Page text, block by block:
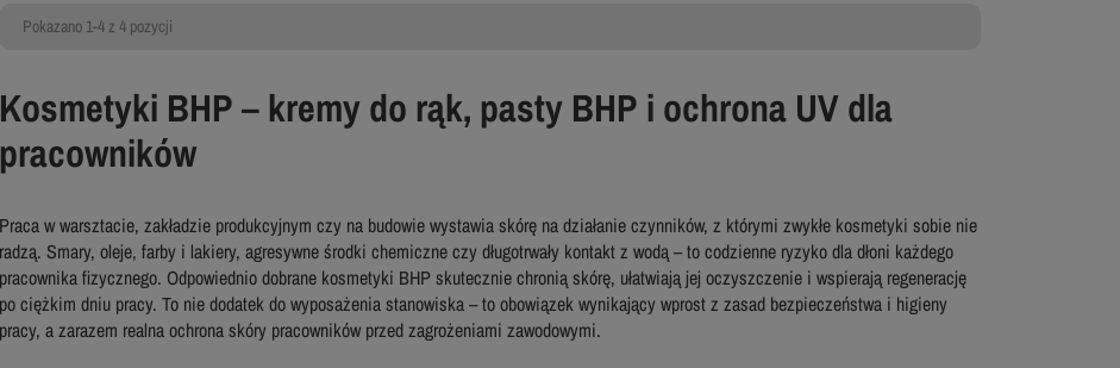
Pokazano 1-4 z 4 pozycji
Kosmetyki BHP – kremy do rąk, pasty BHP i ochrona UV dla
pracowników
Praca w warsztacie, zakładzie produkcyjnym czy na budowie wystawia skórę na działanie czynników, z którymi zwykłe kosmetyki sobie nie
radzą. Smary, oleje, farby i lakiery, agresywne środki chemiczne czy długotrwały kontakt z wodą – to codzienne ryzyko dla dłoni każdego
pracownika fizycznego. Odpowiednio dobrane kosmetyki BHP skutecznie chronią skórę, ułatwiają jej oczyszczenie i wspierają regenerację
po ciężkim dniu pracy. To nie dodatek do wyposażenia stanowiska – to obowiązek wynikający wprost z zasad bezpieczeństwa i higieny
pracy, a zarazem realna ochrona skóry pracowników przed zagrożeniami zawodowymi.